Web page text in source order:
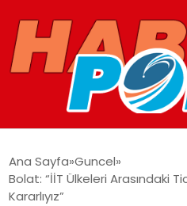
GUNCEL
Ana Sayfa Guncel
Bolat: “İİT Ülkeleri Arasındaki
Kararlıyız”